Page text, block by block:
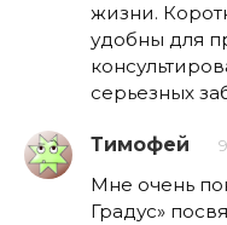
жизни.
удобны для
серьезных
Тимофей
Мне очень
Градус»